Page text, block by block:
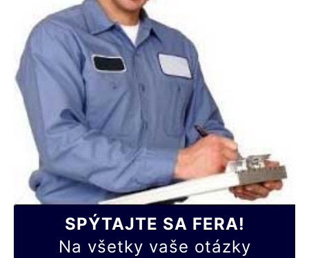
SPÝTAJTE SA FERA!
Na všetky vaše otázky